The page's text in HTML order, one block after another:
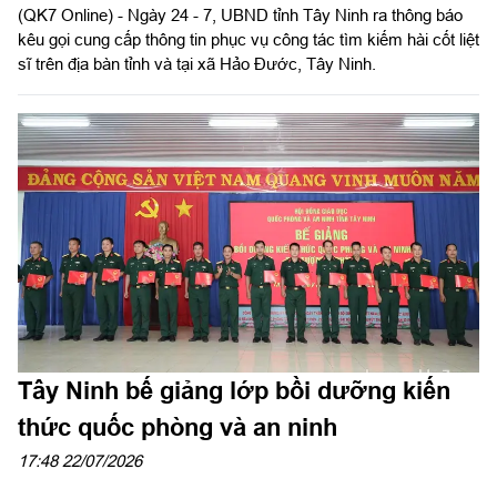
(QK7 Online) - Ngày 24 - 7, UBND tỉnh Tây Ninh ra thông báo
kêu gọi cung cấp thông tin phục vụ công tác tìm kiếm hài cốt liệt
sĩ trên địa bàn tỉnh và tại xã Hảo Đước, Tây Ninh.
Tây Ninh bế giảng lớp bồi dưỡng kiến
thức quốc phòng và an ninh
17:48 22/07/2026